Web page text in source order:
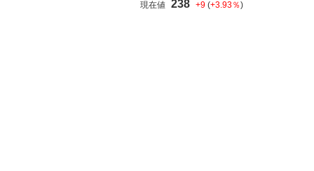
現在値 238 +9 (+3.93％)